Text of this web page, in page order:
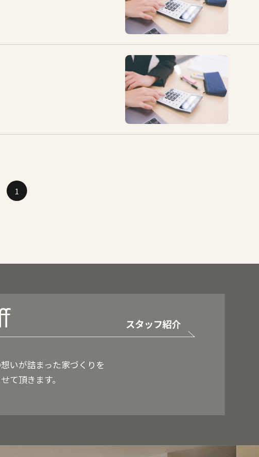
1
スタッフ紹介
いが詰まった家づくりを
て頂きます。